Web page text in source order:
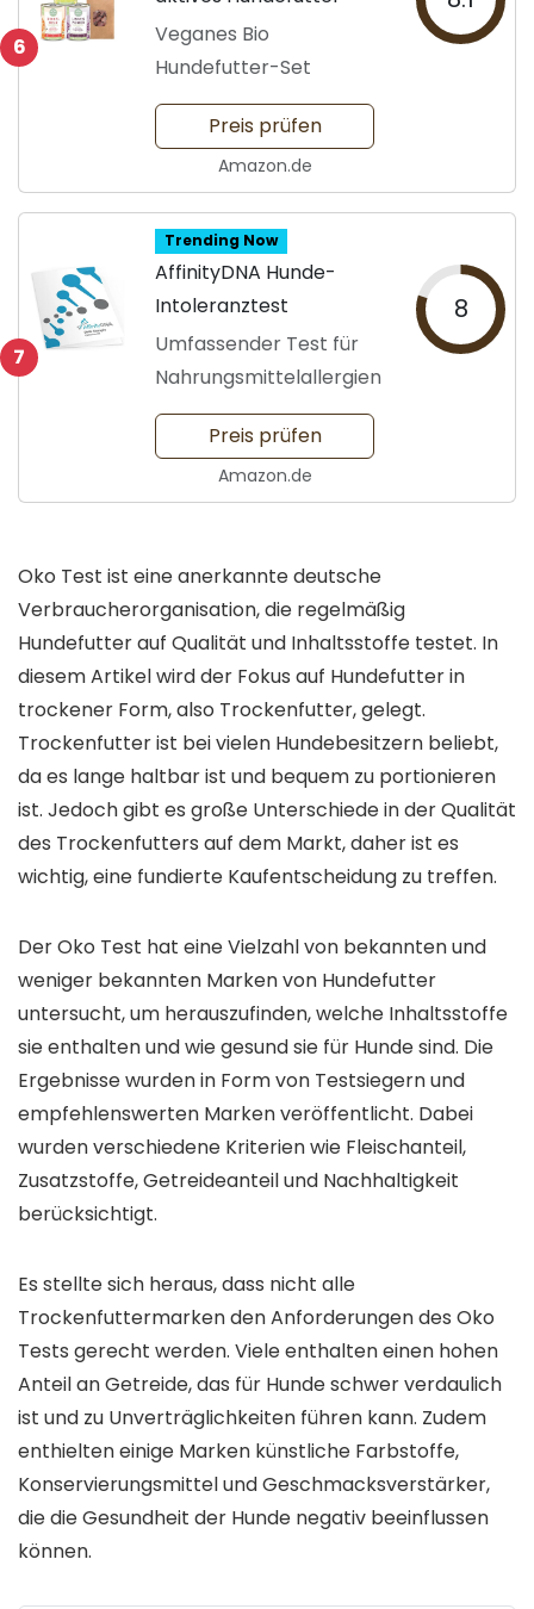
6
Veganes Bio
Hundefutter-Set
Preis prüfen
Amazon.de
7
Trending Now
AffinityDNA Hunde-
Intoleranztest
Umfassender Test für
Nahrungsmittelallergien
8
Preis prüfen
Amazon.de
Oko Test ist eine anerkannte deutsche
Verbraucherorganisation, die regelmäßig
Hundefutter auf Qualität und Inhaltsstoffe testet. In
diesem Artikel wird der Fokus auf Hundefutter in
trockener Form, also Trockenfutter, gelegt.
Trockenfutter ist bei vielen Hundebesitzern beliebt,
da es lange haltbar ist und bequem zu portionieren
ist. Jedoch gibt es große Unterschiede in der Qualität
des Trockenfutters auf dem Markt, daher ist es
wichtig, eine fundierte Kaufentscheidung zu treffen.
Der Oko Test hat eine Vielzahl von bekannten und
weniger bekannten Marken von Hundefutter
untersucht, um herauszufinden, welche Inhaltsstoffe
sie enthalten und wie gesund sie für Hunde sind. Die
Ergebnisse wurden in Form von Testsiegern und
empfehlenswerten Marken veröffentlicht. Dabei
wurden verschiedene Kriterien wie Fleischanteil,
Zusatzstoffe, Getreideanteil und Nachhaltigkeit
berücksichtigt.
Es stellte sich heraus, dass nicht alle
Trockenfuttermarken den Anforderungen des Oko
Tests gerecht werden. Viele enthalten einen hohen
Anteil an Getreide, das für Hunde schwer verdaulich
ist und zu Unverträglichkeiten führen kann. Zudem
enthielten einige Marken künstliche Farbstoffe,
Konservierungsmittel und Geschmacksverstärker,
die die Gesundheit der Hunde negativ beeinflussen
können.